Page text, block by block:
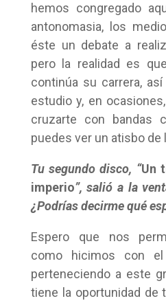
hemos congregado
antonomasia, los
éste un debate a
pero la realidad es
continúa su carrera,
estudio y, en
cruzarte con bandas
puedes ver un atisbo de
Tu segundo disco, “Un
imperio”, salió a la
¿Podrías decirme qué
Espero que nos
como hicimos con
perteneciendo a este
tiene la oportunidad de